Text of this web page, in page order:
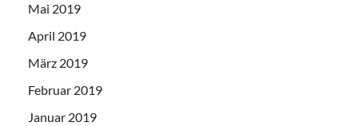
Mai 2019
April 2019
März 2019
Februar 2019
Januar 2019